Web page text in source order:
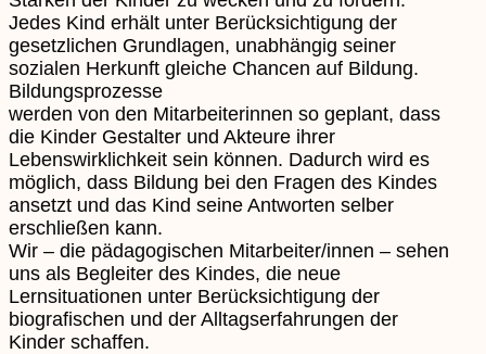
Jedes Kind erhält unter Berücksichtigung der
gesetzlichen Grundlagen, unabhängig seiner
sozialen Herkunft gleiche Chancen auf Bildung.
Bildungsprozesse
werden von den Mitarbeiterinnen so geplant, dass
die Kinder Gestalter und Akteure ihrer
Lebenswirklichkeit sein können. Dadurch wird es
möglich, dass Bildung bei den Fragen des Kindes
ansetzt und das Kind seine Antworten selber
erschließen kann.
Wir – die pädagogischen Mitarbeiter/innen – sehen
uns als Begleiter des Kindes, die neue
Lernsituationen unter Berücksichtigung der
biografischen und der Alltagserfahrungen der
Kinder schaffen.